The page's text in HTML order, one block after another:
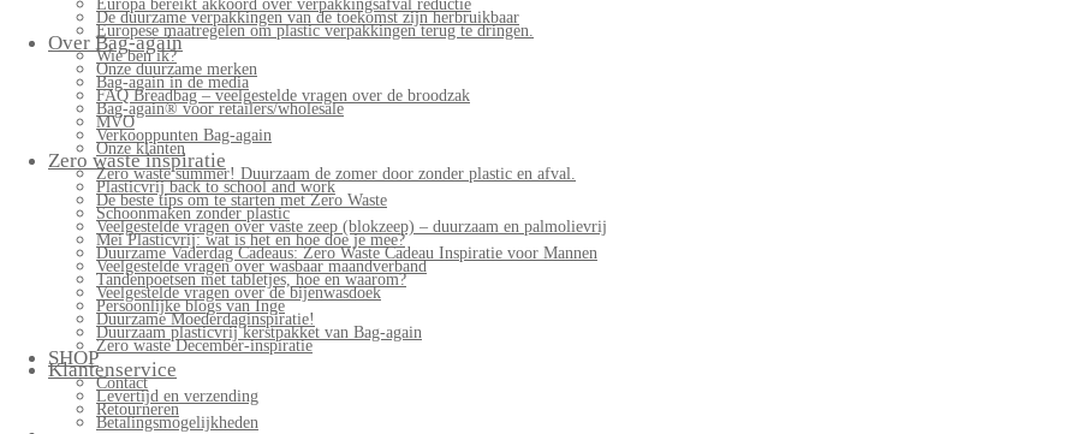
Europa bereikt akkoord over verpakkingsafval reductie
De duurzame verpakkingen van de toekomst zijn herbruikbaar
Europese maatregelen om plastic verpakkingen terug te dringen.
Over Bag-again
Wie ben ik?
Onze duurzame merken
Bag-again in de media
FAQ Breadbag – veelgestelde vragen over de broodzak
Bag-again® voor retailers/wholesale
MVO
Verkooppunten Bag-again
Onze klanten
Zero waste inspiratie
Zero waste summer! Duurzaam de zomer door zonder plastic en afval.
Plasticvrij back to school and work
De beste tips om te starten met Zero Waste
Schoonmaken zonder plastic
Veelgestelde vragen over vaste zeep (blokzeep) – duurzaam en palmolievrij
Mei Plasticvrij: wat is het en hoe doe je mee?
Duurzame Vaderdag Cadeaus: Zero Waste Cadeau Inspiratie voor Mannen
Veelgestelde vragen over wasbaar maandverband
Tandenpoetsen met tabletjes, hoe en waarom?
Veelgestelde vragen over de bijenwasdoek
Persoonlijke blogs van Inge
Duurzame Moederdaginspiratie!
Duurzaam plasticvrij kerstpakket van Bag-again
Zero waste December-inspiratie
SHOP
Klantenservice
Contact
Levertijd en verzending
Retourneren
Betalingsmogelijkheden